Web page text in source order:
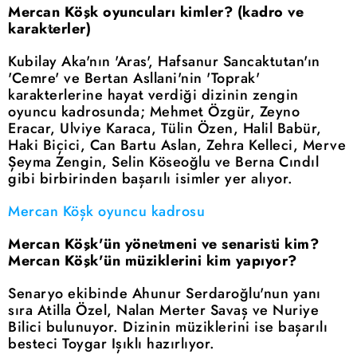
Mercan Köşk oyuncuları kimler? (kadro ve
karakterler)
Kubilay Aka'nın 'Aras', Hafsanur Sancaktutan'ın
'Cemre' ve Bertan Asllani'nin 'Toprak'
karakterlerine hayat verdiği dizinin zengin
oyuncu kadrosunda; Mehmet Özgür, Zeyno
Eracar, Ulviye Karaca, Tülin Özen, Halil Babür,
Haki Biçici, Can Bartu Aslan, Zehra Kelleci, Merve
Şeyma Zengin, Selin Köseoğlu ve Berna Cındıl
gibi birbirinden başarılı isimler yer alıyor.
Mercan Köşk oyuncu kadrosu
Mercan Köşk'ün yönetmeni ve senaristi kim?
Mercan Köşk'ün müziklerini kim yapıyor?
Senaryo ekibinde Ahunur Serdaroğlu'nun yanı
sıra Atilla Özel, Nalan Merter Savaş ve Nuriye
Bilici bulunuyor. Dizinin müziklerini ise başarılı
besteci Toygar Işıklı hazırlıyor.